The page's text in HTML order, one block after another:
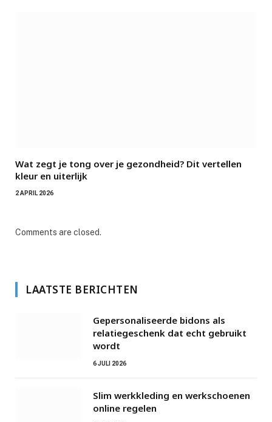
Wat zegt je tong over je gezondheid? Dit vertellen
kleur en uiterlijk
2 APRIL 2026
Comments are closed.
LAATSTE BERICHTEN
Gepersonaliseerde bidons als
relatiegeschenk dat echt gebruikt
wordt
6 JULI 2026
Slim werkkleding en werkschoenen
online regelen